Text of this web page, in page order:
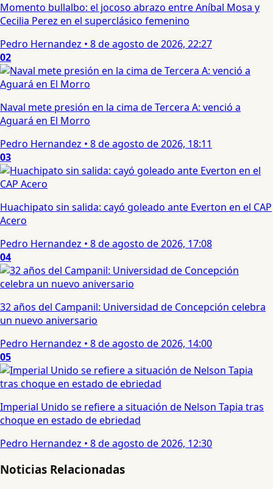
Momento bullalbo: el jocoso abrazo entre Aníbal Mosa y
Cecilia Perez en el superclásico femenino
Pedro Hernandez • 8 de agosto de 2026, 22:27
02
Naval mete presión en la cima de Tercera A: venció a
Aguará en El Morro
Pedro Hernandez • 8 de agosto de 2026, 18:11
03
Huachipato sin salida: cayó goleado ante Everton en el CAP
Acero
Pedro Hernandez • 8 de agosto de 2026, 17:08
04
32 años del Campanil: Universidad de Concepción celebra
un nuevo aniversario
Pedro Hernandez • 8 de agosto de 2026, 14:00
05
Imperial Unido se refiere a situación de Nelson Tapia tras
choque en estado de ebriedad
Pedro Hernandez • 8 de agosto de 2026, 12:30
Noticias Relacionadas